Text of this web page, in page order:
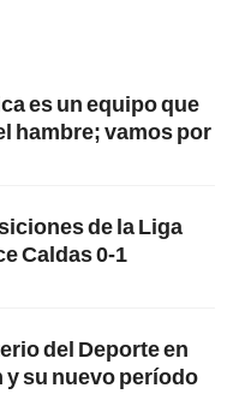
es un equipo que
hambre; vamos por
de la Liga
Caldas 0-1
del Deporte en
y su nuevo período